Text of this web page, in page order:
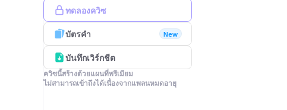
ทดลองควิซ
บัตรคำ New
บันทึกเวิร์กชีต
ควิซนี้สร้างด้วยแผนที่พรีเมียม
ไม่สามารถเข้าถึงได้เนื่องจากแพลนหมดอายุ